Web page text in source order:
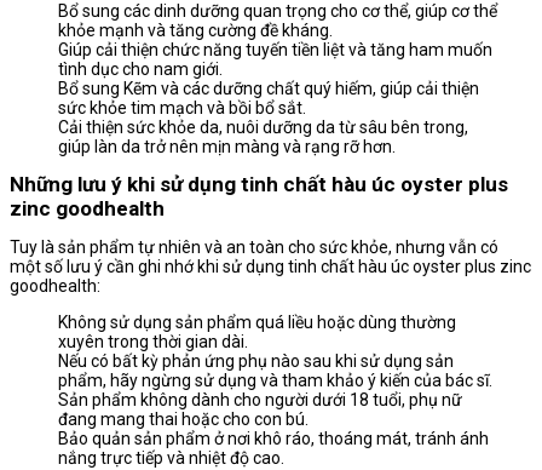
Bổ sung các dinh dưỡng quan trọng cho cơ thể, giúp cơ thể
khỏe mạnh và tăng cường đề kháng.
Giúp cải thiện chức năng tuyến tiền liệt và tăng ham muốn
tình dục cho nam giới.
Bổ sung Kẽm và các dưỡng chất quý hiếm, giúp cải thiện
sức khỏe tim mạch và bồi bổ sắt.
Cải thiện sức khỏe da, nuôi dưỡng da từ sâu bên trong,
giúp làn da trở nên mịn màng và rạng rỡ hơn.
Những lưu ý khi sử dụng tinh chất hàu úc oyster plus
zinc goodhealth
Tuy là sản phẩm tự nhiên và an toàn cho sức khỏe, nhưng vẫn có
một số lưu ý cần ghi nhớ khi sử dụng tinh chất hàu úc oyster plus zinc
goodhealth:
Không sử dụng sản phẩm quá liều hoặc dùng thường
xuyên trong thời gian dài.
Nếu có bất kỳ phản ứng phụ nào sau khi sử dụng sản
phẩm, hãy ngừng sử dụng và tham khảo ý kiến của bác sĩ.
Sản phẩm không dành cho người dưới 18 tuổi, phụ nữ
đang mang thai hoặc cho con bú.
Bảo quản sản phẩm ở nơi khô ráo, thoáng mát, tránh ánh
nắng trực tiếp và nhiệt độ cao.